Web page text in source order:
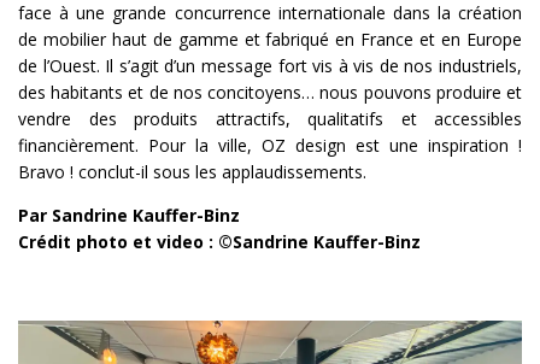
face à une grande concurrence internationale dans la création
de mobilier haut de gamme et fabriqué en France et en Europe
de l’Ouest. Il s’agit d’un message fort vis à vis de nos industriels,
des habitants et de nos concitoyens… nous pouvons produire et
vendre des produits attractifs, qualitatifs et accessibles
financièrement. Pour la ville, OZ design est une inspiration !
Bravo ! conclut-il sous les applaudissements.
Par Sandrine Kauffer-Binz
Crédit photo et video : ©Sandrine Kauffer-Binz